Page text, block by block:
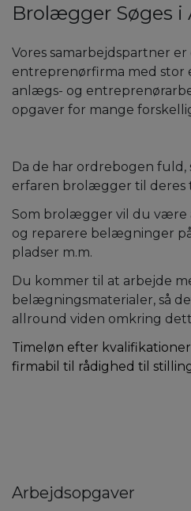
Brolægger Søges i
Vores samarbejdspartner er
entreprenørfirma med stor
anlægs- og
opgaver for mange
Da de har ordrebogen fuld,
erfaren brolægger til deres
Som brolægger vil du være
og reparere belægninger
pladser m.m.
Du kommer til at arbejde
belægningsmaterialer, så
allround viden omkring
Timeløn efter
firmabil til rådighed til
Arbejdsopgaver